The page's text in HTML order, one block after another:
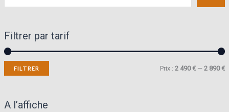
Filtrer par tarif
PP
FILTRER Prix :2 490 € —2 890 €
A l’affiche